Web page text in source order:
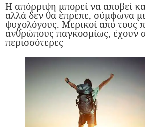
Η απόρριψη μπορεί να αποβεί
αλλά δεν θα έπρεπε, σύμφωνα
ψυχολόγους. Μερικοί από τους
ανθρώπους παγκοσμίως, έχουν
περισσότερες